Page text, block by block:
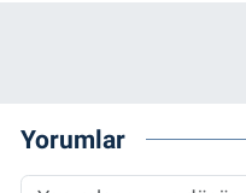
Yorumlar